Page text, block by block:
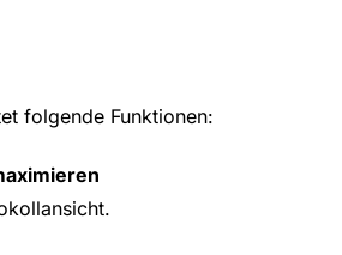
folgende Funktionen: